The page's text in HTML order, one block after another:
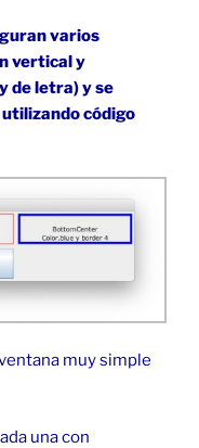
varios
vertical y
de letra) y se
código
muy simple
una con